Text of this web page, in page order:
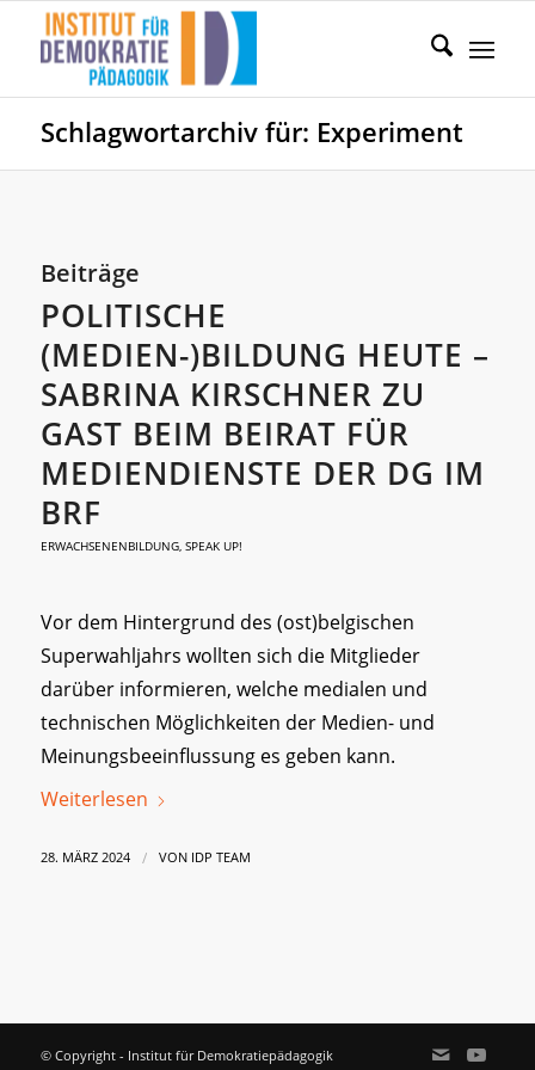
Schlagwortarchiv für: Experiment
Beiträge
POLITISCHE
(MEDIEN-)BILDUNG HEUTE –
SABRINA KIRSCHNER ZU
GAST BEIM BEIRAT FÜR
MEDIENDIENSTE DER DG IM
BRF
ERWACHSENENBILDUNG, SPEAK UP!
Vor dem Hintergrund des (ost)belgischen
Superwahljahrs wollten sich die Mitglieder
darüber informieren, welche medialen und
technischen Möglichkeiten der Medien- und
Meinungsbeeinflussung es geben kann.
Weiterlesen
28. MÄRZ 2024 / VON IDP TEAM
© Copyright - Institut für Demokratiepädagogik